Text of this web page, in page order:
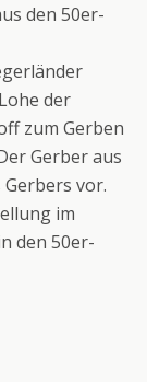
den 50er-
der
zum Gerben
Gerber aus
vor.
im
den 50er-